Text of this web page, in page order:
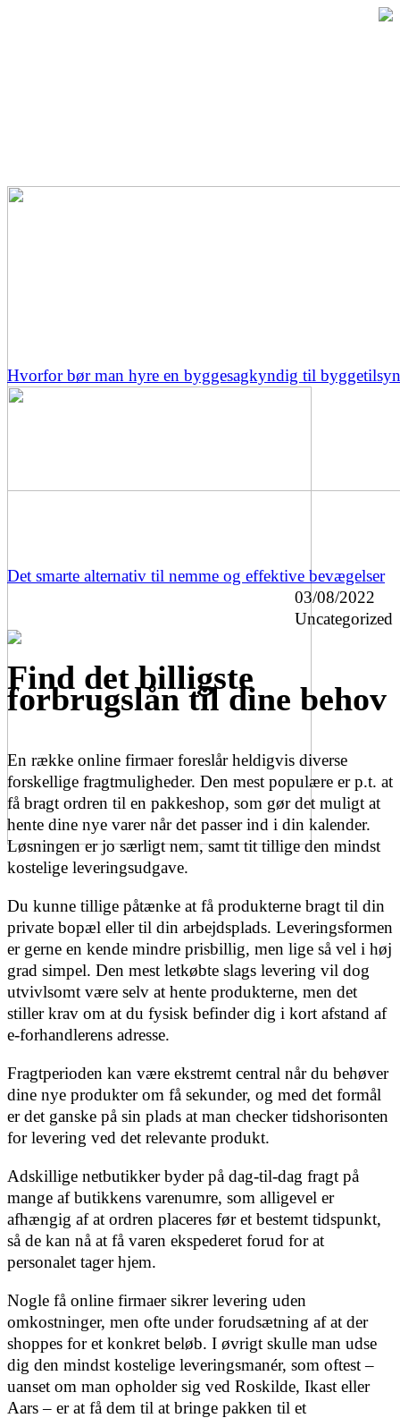
Hvorfor bør man hyre en byggesagkyndig til
Det smarte alternativ til nemme og effektive bevægelser
03/08/2022
Uncategorized
Find det billigste
forbrugslån til dine behov
En række online firmaer foreslår heldigvis diverse
forskellige fragtmuligheder. Den mest populære er p.t. at
få bragt ordren til en pakkeshop, som gør det muligt at
hente dine nye varer når det passer ind i din kalender.
Løsningen er jo særligt nem, samt tit tillige den mindst
kostelige leveringsudgave.
Du kunne tillige påtænke at få produkterne bragt til din
private bopæl eller til din arbejdsplads. Leveringsformen
er gerne en kende mindre prisbillig, men lige så vel i høj
grad simpel. Den mest letkøbte slags levering vil dog
utvivlsomt være selv at hente produkterne, men det
stiller krav om at du fysisk befinder dig i kort afstand af
e-forhandlerens adresse.
Fragtperioden kan være ekstremt central når du behøver
dine nye produkter om få sekunder, og med det formål
er det ganske på sin plads at man checker tidshorisonten
for levering ved det relevante produkt.
Adskillige netbutikker byder på dag-til-dag fragt på
mange af butikkens varenumre, som alligevel er
afhængig af at ordren placeres før et bestemt tidspunkt,
så de kan nå at få varen ekspederet forud for at
personalet tager hjem.
Nogle få online firmaer sikrer levering uden
omkostninger, men ofte under forudsætning af at der
shoppes for et konkret beløb. I øvrigt skulle man udse
dig den mindst kostelige leveringsmanér, som oftest –
uanset om man opholder sig ved Roskilde, Ikast eller
Aars – er at få dem til at bringe pakken til et